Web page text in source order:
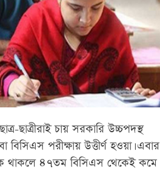
ছাত্রীরাই চায় সরকারি উচ্চপদস্থ
বিসিএস পরীক্ষায় উত্তীর্ণ হওয়া। এবার
থাকলে ৪৭তম বিসিএস থেকেই কমে